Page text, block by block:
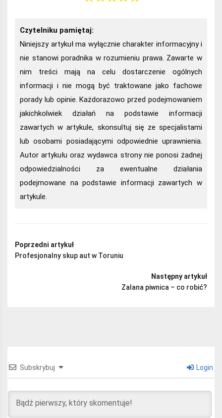
Czytelniku pamiętaj:
Niniejszy artykuł ma wyłącznie charakter informacyjny i
nie stanowi poradnika w rozumieniu prawa. Zawarte w
nim treści mają na celu dostarczenie ogólnych
informacji i nie mogą być traktowane jako fachowe
porady lub opinie. Każdorazowo przed podejmowaniem
jakichkolwiek działań na podstawie informacji
zawartych w artykule, skonsultuj się ze specjalistami
lub osobami posiadającymi odpowiednie uprawnienia.
Autor artykułu oraz wydawca strony nie ponosi żadnej
odpowiedzialności za ewentualne działania
podejmowane na podstawie informacji zawartych w
artykule.
Poprzedni artykuł
Profesjonalny skup aut w Toruniu
Następny artykuł
Zalana piwnica – co robić?
Subskrybuj Login